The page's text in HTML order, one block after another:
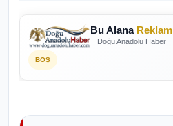
Bu Alana Reklam
Doğu Anadolu Haber
BOŞ